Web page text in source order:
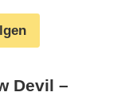
Devil –